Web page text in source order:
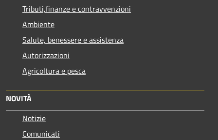
Tributi,finanze e contravvenzioni
Ambiente
Salute, benessere e assistenza
Autorizzazioni
Agricoltura e pesca
NOVITÀ
Notizie
Comunicati